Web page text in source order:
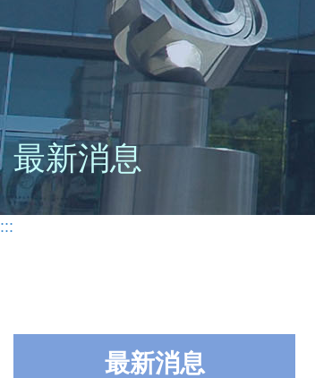
最新消息
:::
最新消息